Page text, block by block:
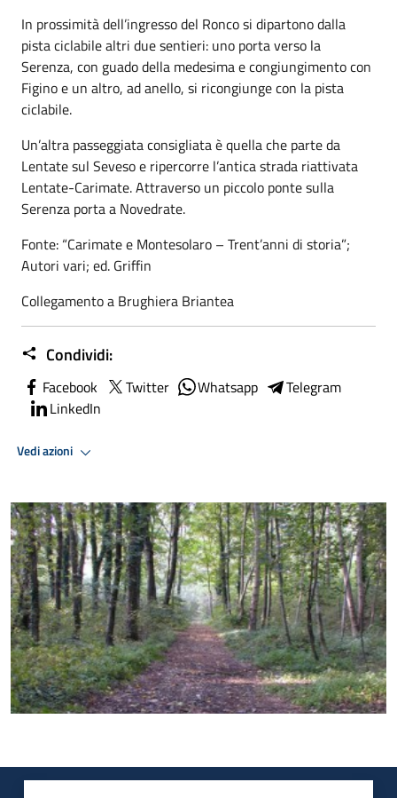
In prossimità dell’ingresso del Ronco si dipartono dalla
pista ciclabile altri due sentieri: uno porta verso la
Serenza, con guado della medesima e congiungimento con
Figino e un altro, ad anello, si ricongiunge con la pista
ciclabile.
Un’altra passeggiata consigliata è quella che parte da
Lentate sul Seveso e ripercorre l’antica strada riattivata
Lentate-Carimate. Attraverso un piccolo ponte sulla
Serenza porta a Novedrate.
Fonte: “Carimate e Montesolaro – Trent’anni di storia”;
Autori vari; ed. Griffin
Collegamento a Brughiera Briantea
Condividi:
Facebook Twitter Whatsapp
Telegram
LinkedIn
Vedi azioni